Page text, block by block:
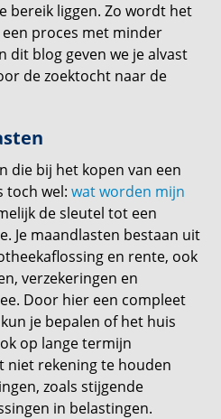
bereik liggen. Zo wordt het
proces met minder
dit blog geven we je alvast
de zoektocht naar de
die bij het kopen van een
toch wel:wat worden mijn
de sleutel tot een
Je maandlasten bestaan uit
en rente, ook
verzekeringen en
Door hier een compleet
je bepalen of het huis
op lange termijn
niet rekening te houden
zoals stijgende
in belastingen.